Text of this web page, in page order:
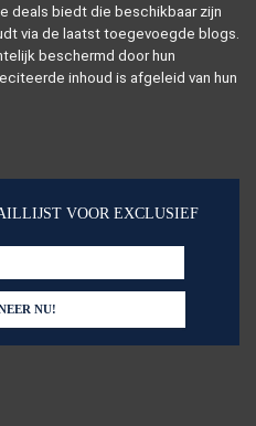
deals biedt die beschikbaar zijn
via de laatst toegevoegde blogs.
beschermd door hun
inhoud is afgeleid van hun
VOOR EXCLUSIEF